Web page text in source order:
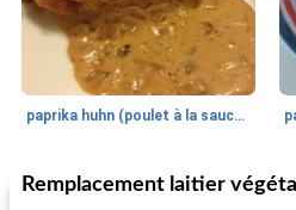
paprika huhn (poulet à la sauce paprika).
25min
Petit déjeuner et brunch
Remplacement laitier